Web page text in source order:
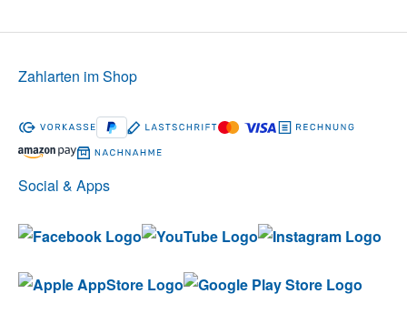
Social & Apps
Zahlarten im Shop